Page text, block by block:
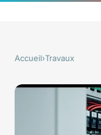
Accueil›Travaux